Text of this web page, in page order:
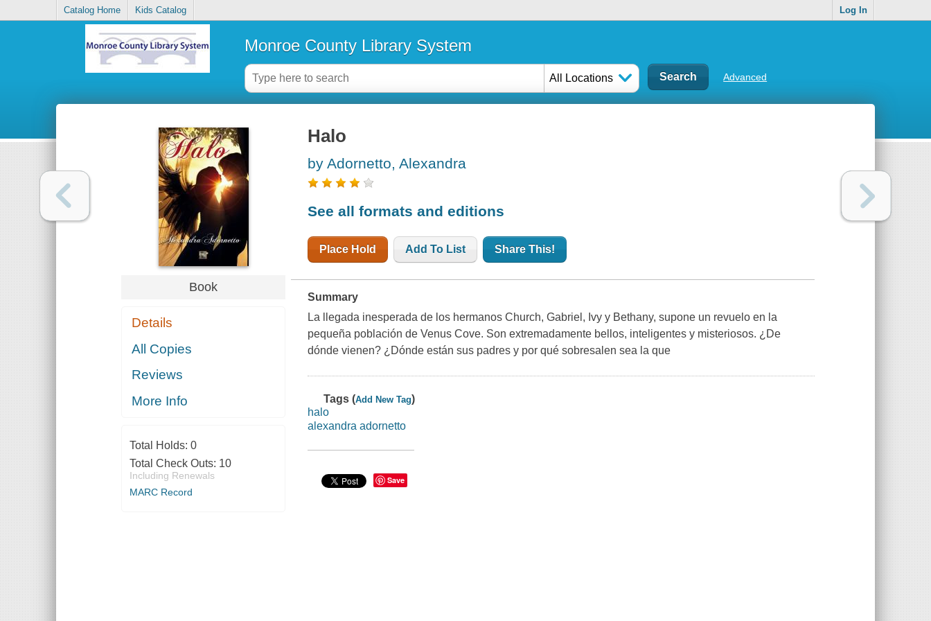
Catalog Home Kids Catalog Log In
Monroe County Library System
All Locations Advanced
Book
Details
All Copies
Reviews
More Info
Total Holds: 0
Total Check Outs: 10
Including Renewals
MARC Record
Halo
by Adornetto, Alexandra
See all formats and editions
Place Hold Add To List Share This!
Summary
La llegada inesperada de los hermanos Church, Gabriel, Ivy y Bethany, supone un revuelo en la
pequeña población de Venus Cove. Son extremadamente bellos, inteligentes y misteriosos. ¿De
dónde vienen? ¿Dónde están sus padres y por qué sobresalen sea la que
Tags (Add New Tag)
halo
alexandra adornetto
Save